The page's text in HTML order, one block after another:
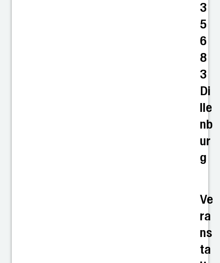
3
5
6
8
3
Di
lle
nb
ur
g
Ve
ra
ns
ta